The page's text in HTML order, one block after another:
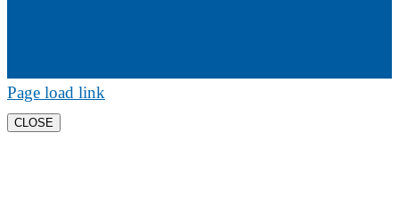
Page load link
CLOSE